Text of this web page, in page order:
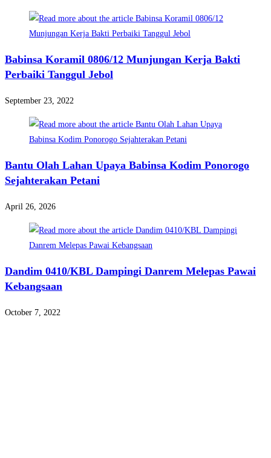
Babinsa Koramil 0806/12 Munjungan Kerja Bakti
Perbaiki Tanggul Jebol
September 23, 2022
Bantu Olah Lahan Upaya Babinsa Kodim Ponorogo
Sejahterakan Petani
April 26, 2026
Dandim 0410/KBL Dampingi Danrem Melepas Pawai
Kebangsaan
October 7, 2022